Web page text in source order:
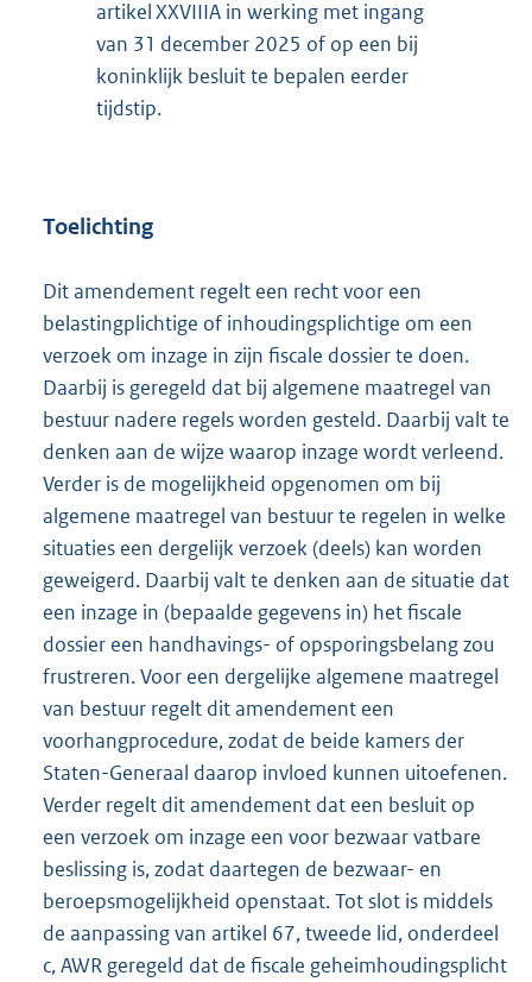
artikel XXVIIIA in werking met ingang
van 31 december 2025 of op een bij
koninklijk besluit te bepalen eerder
tijdstip.
Toelichting
Dit amendement regelt een recht voor een
belastingplichtige of inhoudingsplichtige om een
verzoek om inzage in zijn fiscale dossier te doen.
Daarbij is geregeld dat bij algemene maatregel van
bestuur nadere regels worden gesteld. Daarbij valt te
denken aan de wijze waarop inzage wordt verleend.
Verder is de mogelijkheid opgenomen om bij
algemene maatregel van bestuur te regelen in welke
situaties een dergelijk verzoek (deels) kan worden
geweigerd. Daarbij valt te denken aan de situatie dat
een inzage in (bepaalde gegevens in) het fiscale
dossier een handhavings- of opsporingsbelang zou
frustreren. Voor een dergelijke algemene maatregel
van bestuur regelt dit amendement een
voorhangprocedure, zodat de beide kamers der
Staten-Generaal daarop invloed kunnen uitoefenen.
Verder regelt dit amendement dat een besluit op
een verzoek om inzage een voor bezwaar vatbare
beslissing is, zodat daartegen de bezwaar- en
beroepsmogelijkheid openstaat. Tot slot is middels
de aanpassing van artikel 67, tweede lid, onderdeel
c, AWR geregeld dat de fiscale geheimhoudingsplicht